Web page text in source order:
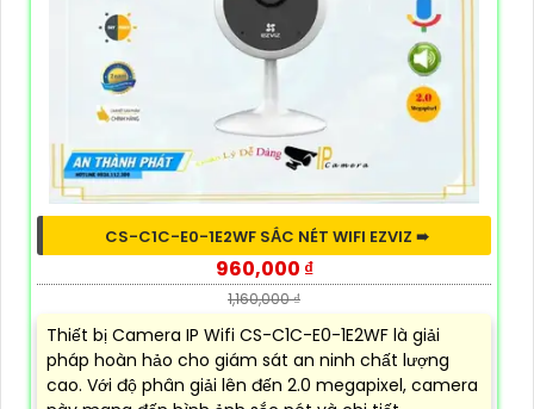
CS-C1C-E0-1E2WF SẮC NÉT WIFI EZVIZ ➠
960,000 ₫
1,160,000 ₫
Thiết bị Camera IP Wifi CS-C1C-E0-1E2WF là giải
pháp hoàn hảo cho giám sát an ninh chất lượng
cao. Với độ phân giải lên đến 2.0 megapixel, camera